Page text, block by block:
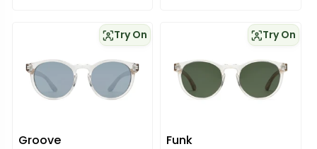
Groove
Try On
Funk
Try On